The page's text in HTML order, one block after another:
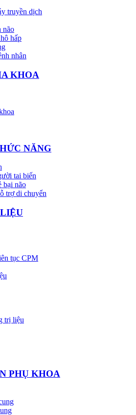
truyền dịch
não
hấp
nhân
KHOA
NĂNG
tai biến
bại não
trợ di chuyển
tục CPM
trị liệu
PHỤ KHOA